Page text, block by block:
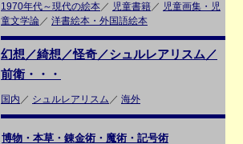
1970年代～現代の絵本／ 児童書籍／ 児童画集・児
童文学論／ 洋書絵本・外国語絵本
幻想／綺想／怪奇／シュルレアリスム／
前衛・・・
国内 ／ シュルレアリスム ／ 海外
博物・本草・錬金術・魔術・記号術